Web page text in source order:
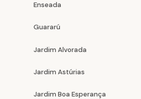
Enseada
Guararú
Jardim Alvorada
Jardim Astúrias
Jardim Boa Esperança